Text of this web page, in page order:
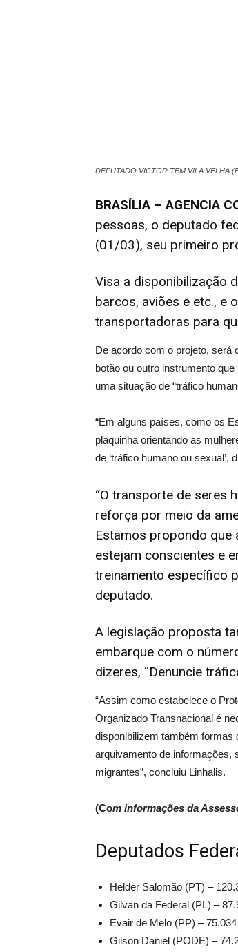
DEPUTADO VICTOR TEM VILA VELHA
BRASÍLIA – AGENCIA
pessoas, o deputado
(01/03), seu primeiro
Visa a disponibilização
barcos, aviões e etc., e
transportadoras para
De acordo com o projeto, será
botão ou outro instrumento
uma situação de “tráfico
“Em alguns países, como os
plaquinha orientando as
de ‘tráfico humano ou sexual’,
“O transporte de seres
reforça por meio da
Estamos propondo que
estejam conscientes e
treinamento específico
deputado.
A legislação proposta
embarque com o
dizeres, “Denuncie
“Assim como estabelece o
Organizado Transnacional é
disponibilizem também formas
arquivamento de informações,
migrantes”, concluiu Linhalis.
(Com informações da
Deputados
Helder Salomão (PT) –
Gilvan da Federal (PL) –
Evair de Melo (PP) –
Gilson Daniel (PODE) –